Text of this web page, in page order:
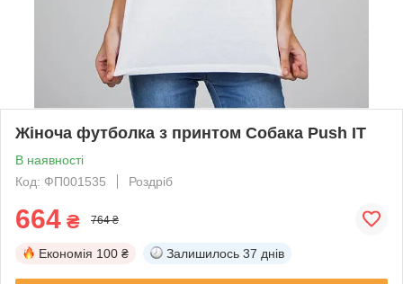
Жіноча футболка з принтом Собака Push IT
В наявності
Код: ФП001535
Роздріб
664 ₴ 764 ₴
Економія 100 ₴ Залишилось 37 днів